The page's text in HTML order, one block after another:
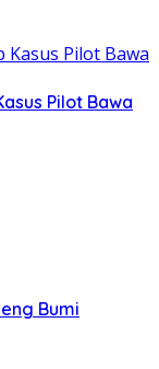
Pilot Bawa
Bumi